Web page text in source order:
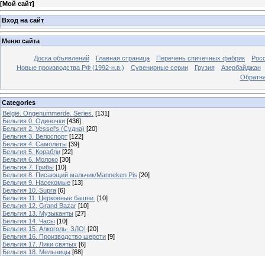
[Мой сайт]
Вход на сайт
Меню сайта
Доска объявлений Главная страница Перечень спичечных фабрик
Новые производства РФ (1992-н.в.)
Сувенирные серии Грузия
Азербайджан
Categories
België. Ongenummerde. Series. [131]
Бельгия 0. Одиночки [436]
Бельгия 2. Vessel's (Судна) [20]
Бельгия 3. Велоспорт [122]
Бельгия 4. Самолёты [39]
Бельгия 5. Корабли [22]
Бельгия 6. Молоко [30]
Бельгия 7. Грибы [10]
Бельгия 8. Писающий мальчик/Manneken Pis [20]
Бельгия 9. Насекомые [13]
Бельгия 10. Supra [6]
Бельгия 11. Церковные башни. [10]
Бельгия 12. Grand Bazar [10]
Бельгия 13. Музыканты [27]
Бельгия 14. Часы [10]
Бельгия 15. Алкоголь- ЗЛО! [20]
Бельгия 16. Производство шерсти [9]
Бельгия 17. Лики святых [6]
Бельгия 18. Мельницы [68]